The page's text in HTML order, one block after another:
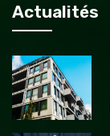
Actualités